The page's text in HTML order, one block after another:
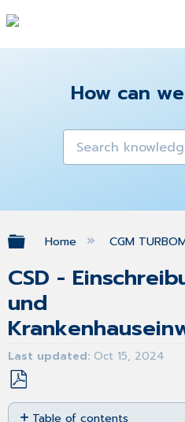
How can
Expand/collapse
Home CGM
CSD -
und
Last updated Oct 15, 2024
Save
Table of contents